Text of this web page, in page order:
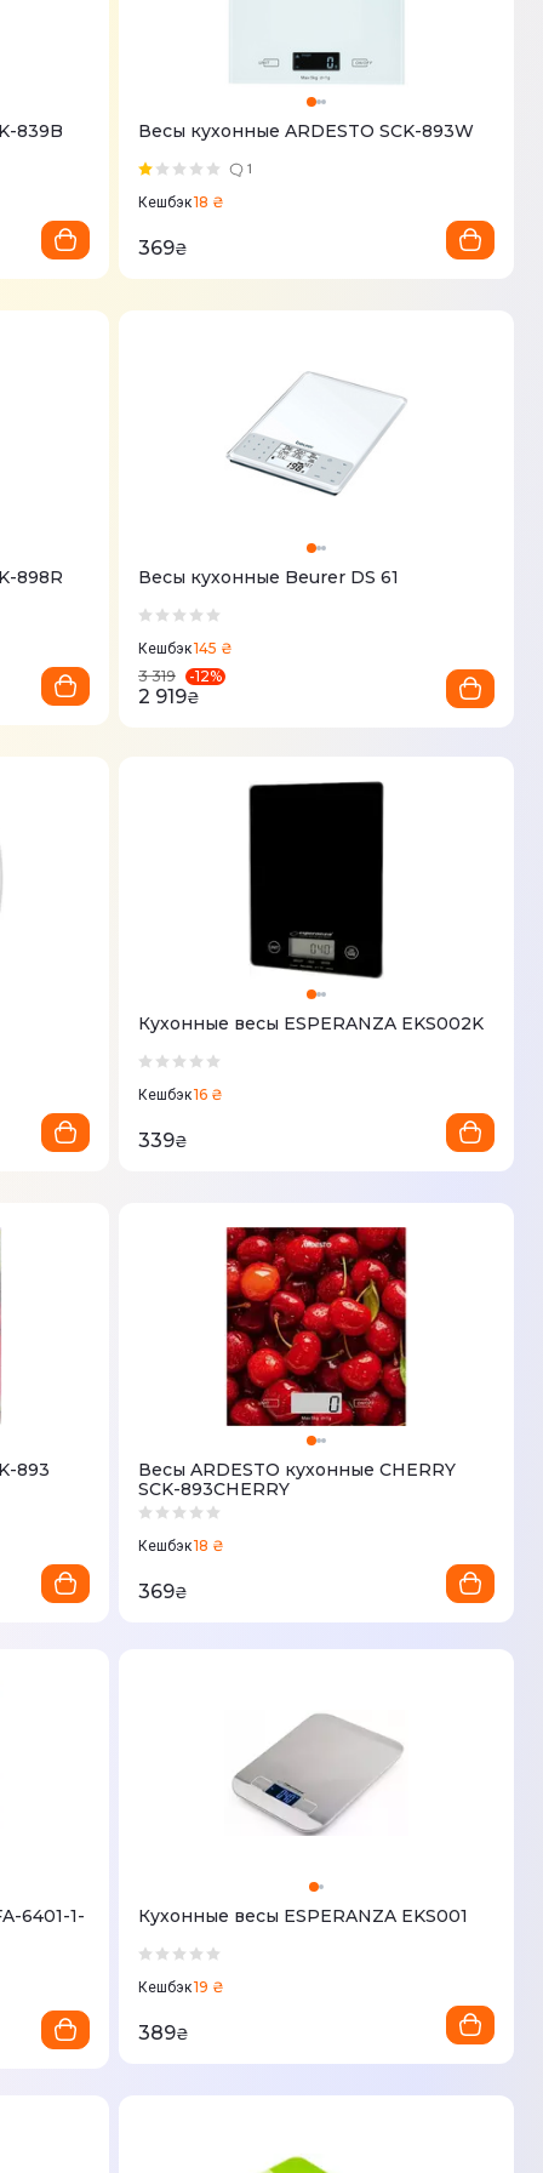
839B Весы кухонные ARDESTO SCK-893W
1
Кешбэк18 ₴
369₴
898R Весы кухонные Beurer DS 61
Кешбэк145 ₴
3 319
-12%
2 919₴
Кухонные весы ESPERANZA EKS002K
Кешбэк16 ₴
339₴
893
Весы ARDESTO кухонные CHERRY
SCK-893CHERRY
Кешбэк18 ₴
369₴
6401-1- Кухонные весы ESPERANZA EKS001
Кешбэк19 ₴
389₴